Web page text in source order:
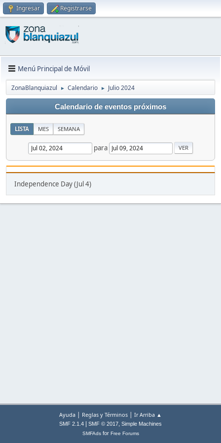
Ingresar Registrarse
Menú Principal de Móvil
ZonaBlanquiazul ► Calendario ► Julio 2024
Calendario de eventos próximos
LISTA MES SEMANA
para
Independence Day (Jul 4)
Ayuda | Reglas y Términos | Ir Arriba ▲
SMF 2.1.4 SMF © 2017, Simple Machines
SMFAdsfor Free Forums